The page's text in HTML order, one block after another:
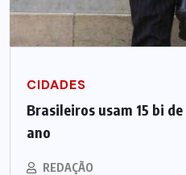
CIDADES
Brasileiros usam 15 bi
ano
REDAÇÃO